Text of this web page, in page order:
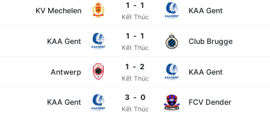
KV Mechelen
Kết Thúc
1 - 1
KAA Gent
KAA Gent
Kết Thúc
1 - 1
Club Brugge
Antwerp
Kết Thúc
1 - 2
KAA Gent
KAA Gent
Kết Thúc
3 - 0
FCV Dender